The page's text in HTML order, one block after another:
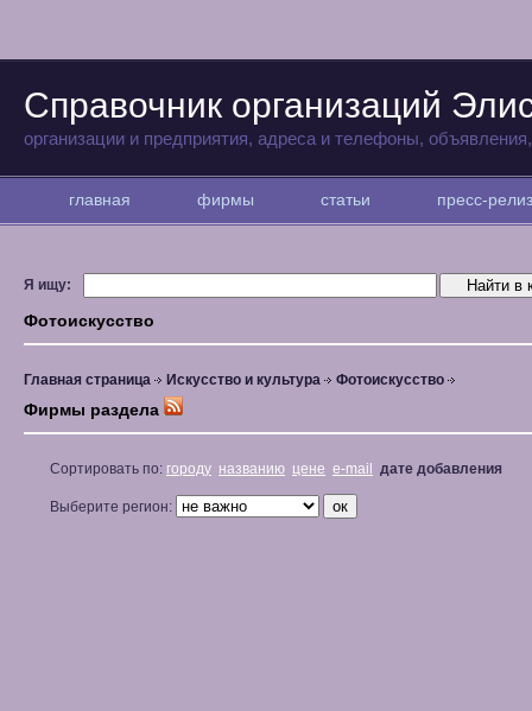
Справочник организаций
организации и предприятия, адреса и телефоны,
главная фирмы статьи пресс-
Я ищу:
Фотоискусство
Главная страница Искусство и культура Фотоискусство
Фирмы раздела
Сортировать по: городу названию цене e-mail дате добавления
Выберите регион: